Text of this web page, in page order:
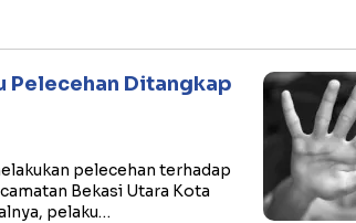
Pelecehan Ditangkap
pelecehan terhadap
Bekasi Utara Kota
pelaku…